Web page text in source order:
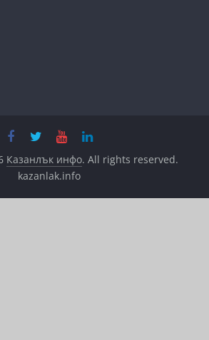
Казанлък инфо. All rights reserved.
kazanlak.info